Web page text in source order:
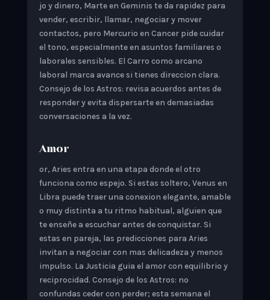
jo y dinero, Marte en Geminis te da rapidez para
vender, escribir, llamar, negociar y mover
contactos, pero Mercurio en Cancer pide cuidar
el tono, especialmente en asuntos familiares o
laborales sensibles. El Carro como arcano
laboral marca avance si tienes direccion clara.
Consejo de los Astros: revisa acuerdos antes de
responder y evita dispersarte en demasiadas
conversaciones a la vez.
Amor
or, Aries entra en una etapa donde el otro
funciona como espejo. Si estas soltero, Venus en
Libra puede traer una conexion elegante, amable
o muy distinta a tu ritmo habitual, alguien que
te enseñe a escuchar antes de conquistar. Si
estas en pareja, las predicciones para Aries
invitan a negociar con mas delicadeza y menos
impulso. La Justicia guia el amor con equilibrio y
reciprocidad. Consejo de los Astros: no
confundas ceder con perder; esta semana el